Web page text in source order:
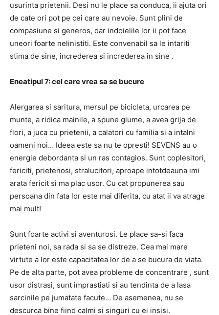
usurinta prietenii. Desi nu le place sa conduca, ii ajuta ori
de cate ori pot pe cei care au nevoie. Sunt plini de
compasiune si generos, dar indoielile lor ii pot face
uneori foarte nelinistiti. Este convenabil sa le intariti
stima de sine, increderea si increderea in sine .
Eneatipul 7: cel care vrea sa se bucure
Alergarea si saritura, mersul pe bicicleta, urcarea pe
munte, a ridica mainile, a spune glume, a avea grija de
flori, a juca cu prietenii, a calatori cu familia si a intalni
oameni noi… Ideea este sa nu te opresti! SEVENS au o
energie debordanta si un ras contagios. Sunt coplesitori,
fericiti, prietenosi, stralucitori, aproape intotdeauna imi
arata fericit si ma plac usor. Cu cat propunerea sau
persoana din fata lor este mai diferita, cu atat ii va atrage
mai mult!
Sunt foarte activi si aventurosi. Le place sa-si faca
prieteni noi, sa rada si sa se distreze. Cea mai mare
virtute a lor este capacitatea lor de a se bucura de viata.
Pe de alta parte, pot avea probleme de concentrare , sunt
usor distrasi, sunt imprastiati si au tendinta de a lasa
sarcinile pe jumatate facute… De asemenea, nu se
descurca bine fiind calmi si singuri cu ei insisi.